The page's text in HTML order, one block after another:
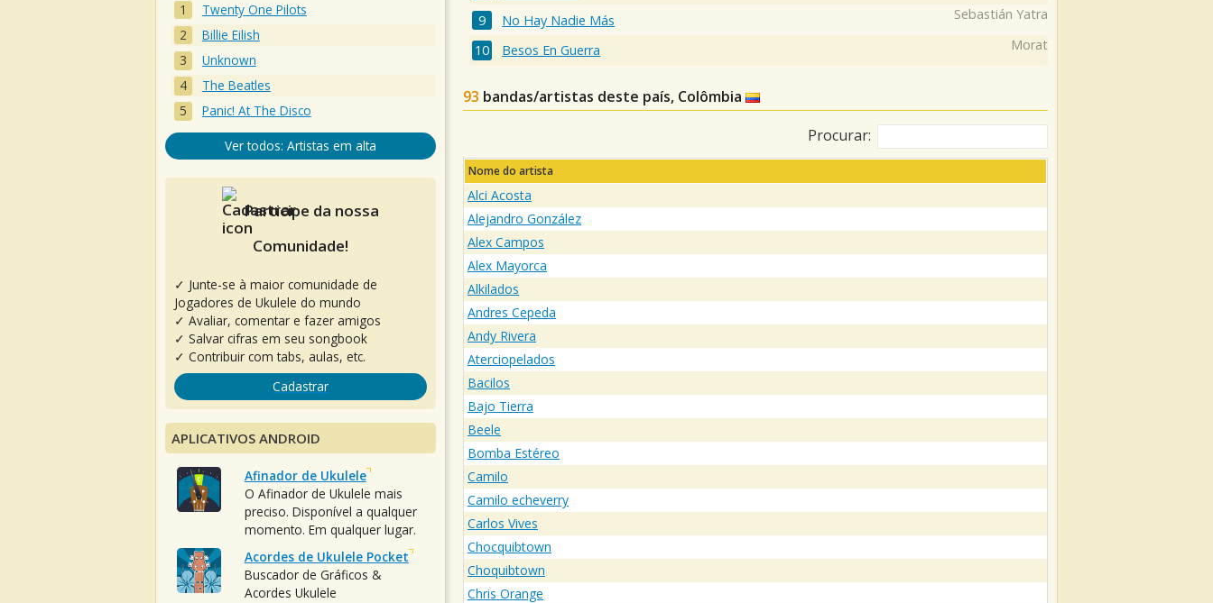
No Hay Nadie Más Sebastián Yatra
Besos En Guerra Morat
93 bandas/artistas deste país, Colômbia
Procurar:
Nome do artista
Alci Acosta
Alejandro González
Alex Campos
Alex Mayorca
Alkilados
Andres Cepeda
Andy Rivera
Aterciopelados
Bacilos
Bajo Tierra
Beele
Bomba Estéreo
Camilo
Camilo echeverry
Carlos Vives
Chocquibtown
Choquibtown
Chris Orange
Twenty One Pilots
Billie Eilish
Unknown
The Beatles
Panic! At The Disco
Ver todos: Artistas em alta
Participe da nossa
Comunidade!
✓ Junte-se à maior comunidade de
Jogadores de Ukulele do mundo
✓ Avaliar, comentar e fazer amigos
✓ Salvar cifras em seu songbook
✓ Contribuir com tabs, aulas, etc.
Cadastrar
APLICATIVOS ANDROID
Afinador de Ukulele
O Afinador de Ukulele mais
preciso. Disponível a qualquer
momento. Em qualquer lugar.
Acordes de Ukulele Pocket
Buscador de Gráficos &
Acordes Ukulele